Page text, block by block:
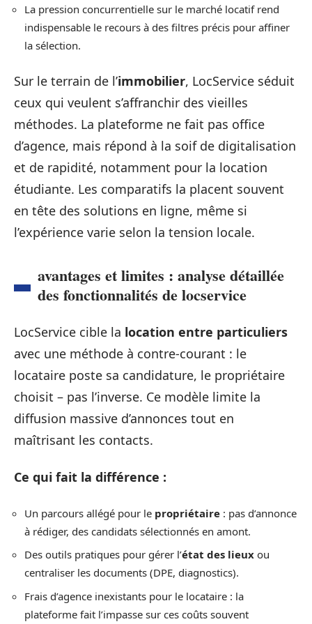
La pression concurrentielle sur le marché locatif rend
indispensable le recours à des filtres précis pour affiner
la sélection.
Sur le terrain de l’immobilier, LocService séduit
ceux qui veulent s’affranchir des vieilles
méthodes. La plateforme ne fait pas office
d’agence, mais répond à la soif de digitalisation
et de rapidité, notamment pour la location
étudiante. Les comparatifs la placent souvent
en tête des solutions en ligne, même si
l’expérience varie selon la tension locale.
avantages et limites : analyse détaillée
des fonctionnalités de locservice
LocService cible la location entre particuliers
avec une méthode à contre-courant : le
locataire poste sa candidature, le propriétaire
choisit – pas l’inverse. Ce modèle limite la
diffusion massive d’annonces tout en
maîtrisant les contacts.
Ce qui fait la différence :
Un parcours allégé pour le propriétaire : pas d’annonce
à rédiger, des candidats sélectionnés en amont.
Des outils pratiques pour gérer l’état des lieux ou
centraliser les documents (DPE, diagnostics).
Frais d’agence inexistants pour le locataire : la
plateforme fait l’impasse sur ces coûts souvent